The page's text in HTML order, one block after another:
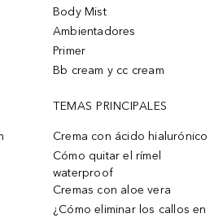
Body Mist
Ambientadores
Primer
Bb cream y cc cream
TEMAS PRINCIPALES
Crema con ácido hialurónico
Cómo quitar el rímel
waterproof
Cremas con aloe vera
¿Cómo eliminar los callos en